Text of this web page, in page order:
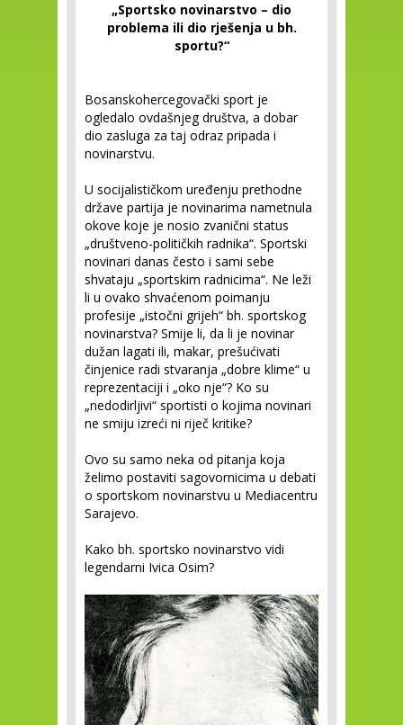
„Sportsko novinarstvo – dio
problema ili dio rješenja u bh.
sportu?“
Bosanskohercegovački sport je
ogledalo ovdašnjeg društva, a dobar
dio zasluga za taj odraz pripada i
novinarstvu.
U socijalističkom uređenju prethodne
države partija je novinarima nametnula
okove koje je nosio zvanični status
„društveno-političkih radnika“. Sportski
novinari danas često i sami sebe
shvataju „sportskim radnicima“. Ne leži
li u ovako shvaćenom poimanju
profesije „istočni grijeh“ bh. sportskog
novinarstva? Smije li, da li je novinar
dužan lagati ili, makar, prešućivati
činjenice radi stvaranja „dobre klime“ u
reprezentaciji i „oko nje“? Ko su
„nedodirljivi“ sportisti o kojima novinari
ne smiju izreći ni riječ kritike?
Ovo su samo neka od pitanja koja
želimo postaviti sagovornicima u debati
o sportskom novinarstvu u Mediacentru
Sarajevo.
Kako bh. sportsko novinarstvo vidi
legendarni Ivica Osim?